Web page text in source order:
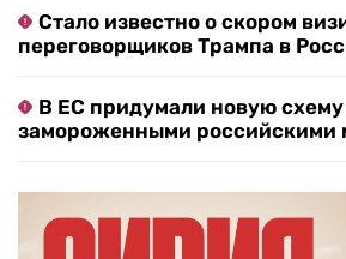
Стало известно о скором
переговорщиков Трампа в
В ЕС придумали новую схему
замороженными российскими